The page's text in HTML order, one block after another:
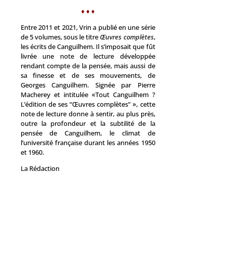
♦ ♦ ♦
Entre 2011 et 2021, Vrin a publié en une série
de 5 volumes, sous le titre Œuvres complètes,
les écrits de Canguilhem. Il s’imposait que fût
livrée une note de lecture développée
rendant compte de la pensée, mais aussi de
sa finesse et de ses mouvements, de
Georges Canguilhem. Signée par Pierre
Macherey et intitulée «Tout Canguilhem ?
L’édition de ses “Œuvres complètes” », cette
note de lecture donne à sentir, au plus près,
outre la profondeur et la subtilité de la
pensée de Canguilhem, le climat de
l’université française durant les années 1950
et 1960.
La Rédaction